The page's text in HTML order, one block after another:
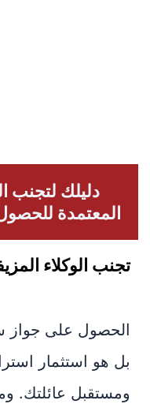
دليلك لتجنب
المعتمدة
تجنب الوكلاء
الحصول على جواز
بل هو استثمار
ومستقبل عائلتك.